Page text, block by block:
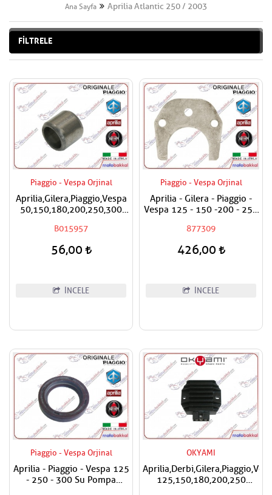
Ana Sayfa Aprilia Atlantic 250 / 2003
FİLTRELE
Piaggio - Vespa Orjinal
Aprilia,Gilera,Piaggio,Vespa
50,150,180,200,250,300
Fiyatıdır
B015957
56,00
İNCELE
Piaggio - Vespa Orjinal
Aprilia - Gilera - Piaggio -
Vespa 125 - 150 -200 - 250
Hilali
877309
426,00
İNCELE
Piaggio - Vespa Orjinal
Aprilia - Piaggio - Vespa 125
- 250 - 300 Su Pompa
OKYAMI
125,150,180,200,250